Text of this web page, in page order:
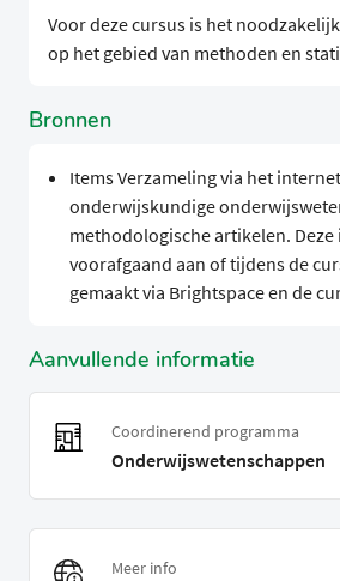
Voor deze cursus is het
op het gebied van methoden en
Bronnen
Items Verzameling via het
onderwijskundige
methodologische artikelen.
voorafgaand aan of tijdens de
gemaakt via Brightspace en de
Aanvullende informatie
Coordinerend programma
Onderwijswetenschappen
Meer info